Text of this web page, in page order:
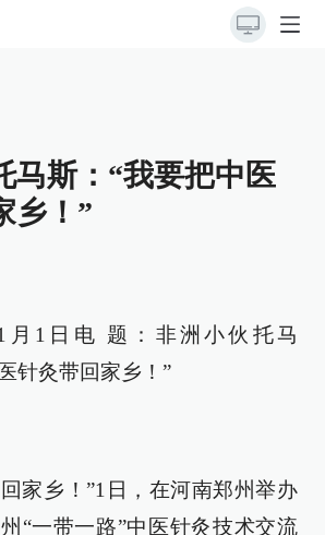
马斯：“我要把中医
乡！”
月1日电 题：非洲小伙托马
针灸带回家乡！”
家乡！”1日，在河南郑州举办
“一带一路”中医针灸技术交流